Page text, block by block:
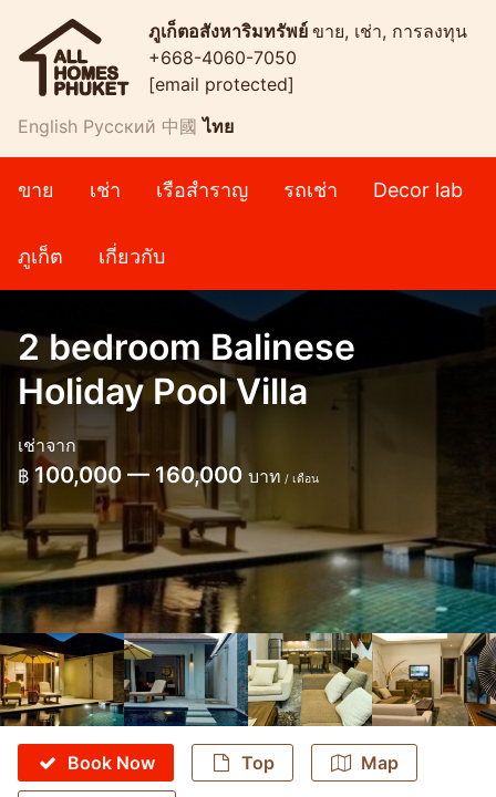
ภูเก็ตอสังหาริมทรัพย์ ขาย, เช่า, การลงทุน
+668-4060-7050
[email protected]
English Русский 中國 ไทย
ขาย เช่า เรือสำราญ รถเช่า Decor lab
ภูเก็ต เกี่ยวกับ
2 bedroom Balinese
Holiday Pool Villa
เช่าจาก
฿ 100,000 — 160,000 บาท / เดือน
Book Now Top Map